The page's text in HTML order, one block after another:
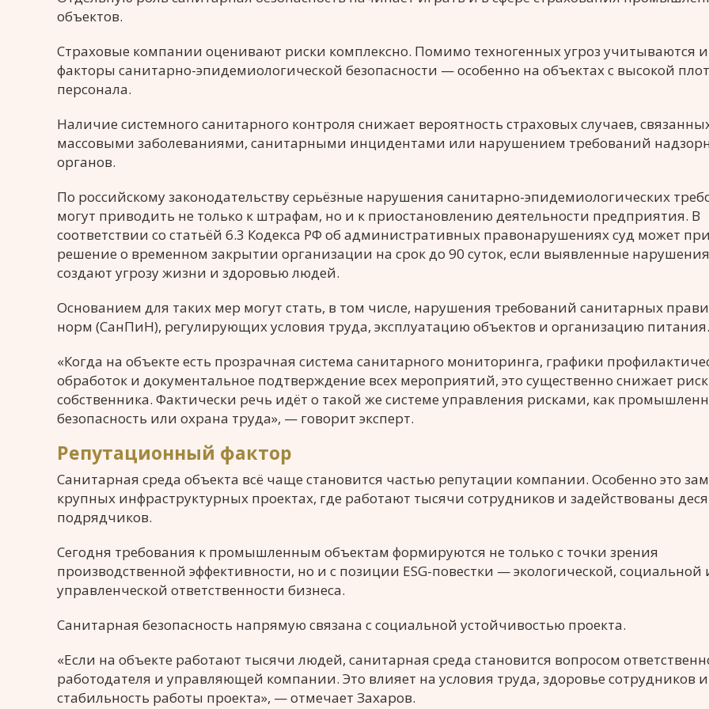
объектов.
Страховые компании оценивают риски комплексно. Помимо техногенных угроз учитываются и
факторы санитарно-эпидемиологической безопасности — особенно на объектах с высокой
персонала.
Наличие системного санитарного контроля снижает вероятность страховых случаев,
массовыми заболеваниями, санитарными инцидентами или нарушением требований
органов.
По российскому законодательству серьёзные нарушения санитарно-эпидемиологических
могут приводить не только к штрафам, но и к приостановлению деятельности предприятия. В
соответствии со статьёй 6.3 Кодекса РФ об административных правонарушениях суд может
решение о временном закрытии организации на срок до 90 суток, если выявленные нарушения
создают угрозу жизни и здоровью людей.
Основанием для таких мер могут стать, в том числе, нарушения требований санитарных
норм (СанПиН), регулирующих условия труда, эксплуатацию объектов и организацию питания.
«Когда на объекте есть прозрачная система санитарного мониторинга, графики
обработок и документальное подтверждение всех мероприятий, это существенно снижает
собственника. Фактически речь идёт о такой же системе управления рисками, как
безопасность или охрана труда», — говорит эксперт.
Репутационный фактор
Санитарная среда объекта всё чаще становится частью репутации компании. Особенно это
крупных инфраструктурных проектах, где работают тысячи сотрудников и задействованы
подрядчиков.
Сегодня требования к промышленным объектам формируются не только с точки зрения
производственной эффективности, но и с позиции ESG-повестки — экологической, социальной
управленческой ответственности бизнеса.
Санитарная безопасность напрямую связана с социальной устойчивостью проекта.
«Если на объекте работают тысячи людей, санитарная среда становится вопросом
работодателя и управляющей компании. Это влияет на условия труда, здоровье сотрудников
стабильность работы проекта», — отмечает Захаров.